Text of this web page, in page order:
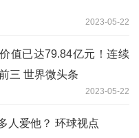
2023-05-22
值已达79.84亿元！连续
三 世界微头条
2023-05-22
人爱他？ 环球视点